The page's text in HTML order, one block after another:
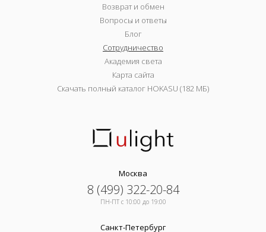
Возврат и обмен
Вопросы и ответы
Блог
Сотрудничество
Академия света
Карта сайта
Скачать полный каталог HOKASU (182 МБ)
Москва
8 (499) 322-20-84
ПН-ПТ c 10:00 до 19:00
Санкт-Петербург